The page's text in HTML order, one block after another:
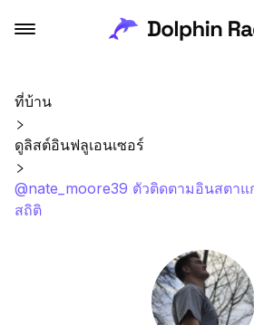
ที่บ้าน
ดูลิสต์อินฟลูเอนเซอร์
@nate_moore39 ตัวติดตามอินสตาแ
สถิติ